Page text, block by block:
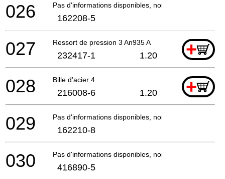
Pas d'informations disponibles, non commandable
026 162208-5
Ressort de pression 3 An935 A +
027 232417-1 1.20
Bille d'acier 4 +
028 216008-6 1.20
Pas d'informations disponibles, non commandable
029 162210-8
Pas d'informations disponibles, non commandable
030 416890-5